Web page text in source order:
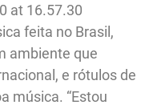
feita no Brasil,
ambiente que
e rótulos de
música. “Estou